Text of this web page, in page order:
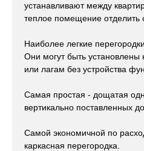
устанавливают между
теплое помещение отделить
Наиболее легкие
Они могут быть установлены
или лагам без устройства
Самая простая - дощатая
вертикально поставленных
Самой экономичной по
каркасная перегородка.